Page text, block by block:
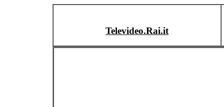
Televideo.Rai.it